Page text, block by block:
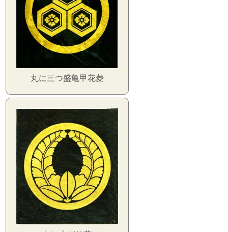
丸に三つ盛亀甲花菱